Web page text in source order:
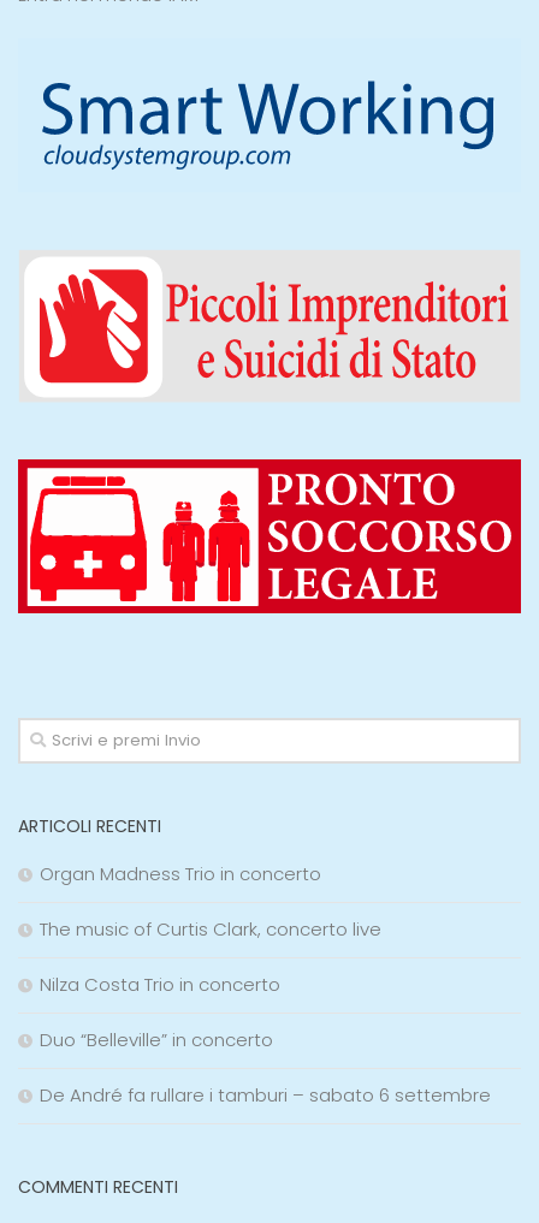
ARTICOLI RECENTI
Organ Madness Trio in concerto
The music of Curtis Clark, concerto live
Nilza Costa Trio in concerto
Duo “Belleville” in concerto
De André fa rullare i tamburi – sabato 6 settembre
COMMENTI RECENTI